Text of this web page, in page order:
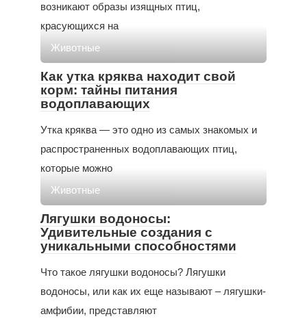
возникают образы изящных птиц,
красующихся на
Животные
Как утка кряква находит свой
корм: тайны питания
водоплавающих
Утка кряква — это одно из самых знакомых и
распространенных водоплавающих птиц,
которые можно
Животные
Лягушки водоносы:
Удивительные создания с
уникальными способностями
Что такое лягушки водоносы? Лягушки
водоносы, или как их еще называют – лягушки-
амфибии, представляют